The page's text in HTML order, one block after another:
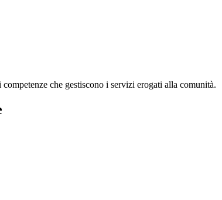
che gestiscono i servizi erogati alla comunità.